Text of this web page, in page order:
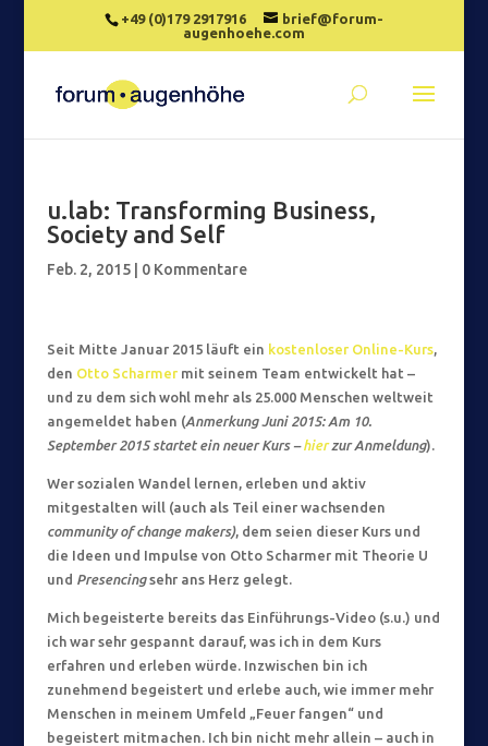
+49 (0)179 2917916
brief@forum-
augenhoehe.com
u.lab: Transforming Business,
Society and Self
Feb. 2, 2015| 0 Kommentare
Seit Mitte Januar 2015 läuft ein kostenloser Online-Kurs,
den Otto Scharmermit seinem Team entwickelt hat –
und zu dem sich wohl mehr als 25.000 Menschen weltweit
angemeldet haben (Anmerkung Juni 2015: Am 10.
September 2015 startet ein neuer Kurs –hierzur Anmeldung).
Wer sozialen Wandel lernen, erleben und aktiv
mitgestalten will (auch als Teil einer wachsenden
community of change makers), dem seien dieser Kurs und
die Ideen und Impulse von Otto Scharmer mit Theorie U
und Presencingsehr ans Herz gelegt.
Mich begeisterte bereits das Einführungs-Video (s.u.) und
ich war sehr gespannt darauf, was ich in dem Kurs
erfahren und erleben würde. Inzwischen bin ich
zunehmend begeistert und erlebe auch, wie immer mehr
Menschen in meinem Umfeld „Feuer fangen“ und
begeistert mitmachen. Ich bin nicht mehr allein – auch in